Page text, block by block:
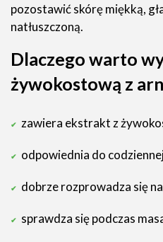
pozostawić skórę miękką,
natłuszczoną.
Dlaczego warto
żywokostową z
zawiera ekstrakt z
odpowiednia do
dobrze rozprowadza się
sprawdza się podczas